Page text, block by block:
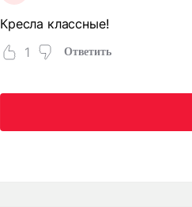
Кресла классные!
1
Ответить